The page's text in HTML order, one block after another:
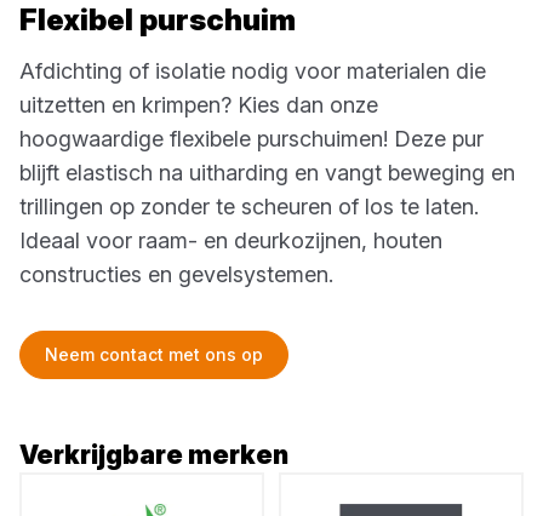
Flexibel purschuim
Afdichting of isolatie nodig voor materialen die
uitzetten en krimpen? Kies dan onze
hoogwaardige flexibele purschuimen! Deze pur
blijft elastisch na uitharding en vangt beweging en
trillingen op zonder te scheuren of los te laten.
Ideaal voor raam- en deurkozijnen, houten
constructies en gevelsystemen.
Neem contact met ons op
Verkrijgbare merken